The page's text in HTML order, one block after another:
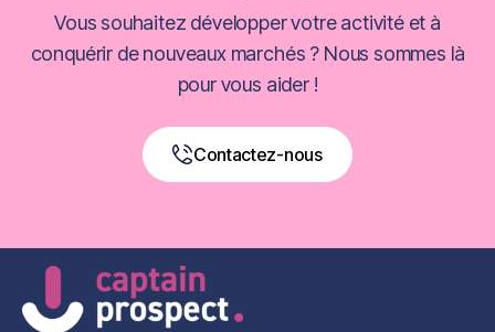
Vous souhaitez développer votre activité et à
conquérir de nouveaux marchés ? Nous sommes là
pour vous aider !
Contactez-nous
Book a Free Call